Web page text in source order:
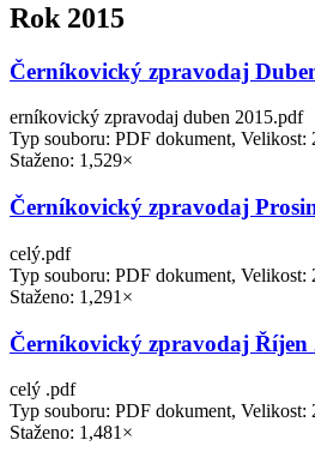
Rok 2015
Černíkovický zpravodaj
erníkovický zpravodaj duben 2015.pdf
Typ souboru: PDF dokument, Velikost:
Staženo: 1,529×
Černíkovický zpravodaj
celý.pdf
Typ souboru: PDF dokument, Velikost:
Staženo: 1,291×
Černíkovický zpravodaj Říjen
celý .pdf
Typ souboru: PDF dokument, Velikost:
Staženo: 1,481×